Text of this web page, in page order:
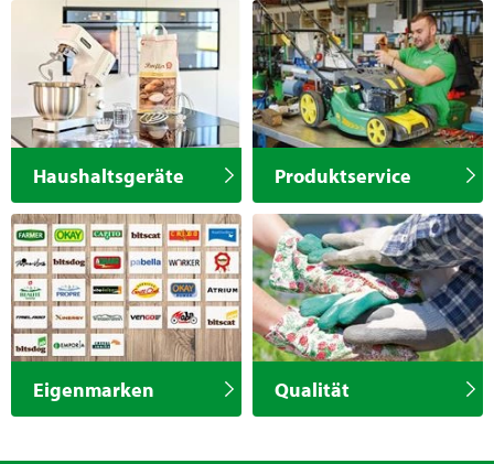
Haushaltsgeräte Produktservice
Eigenmarken Qualität